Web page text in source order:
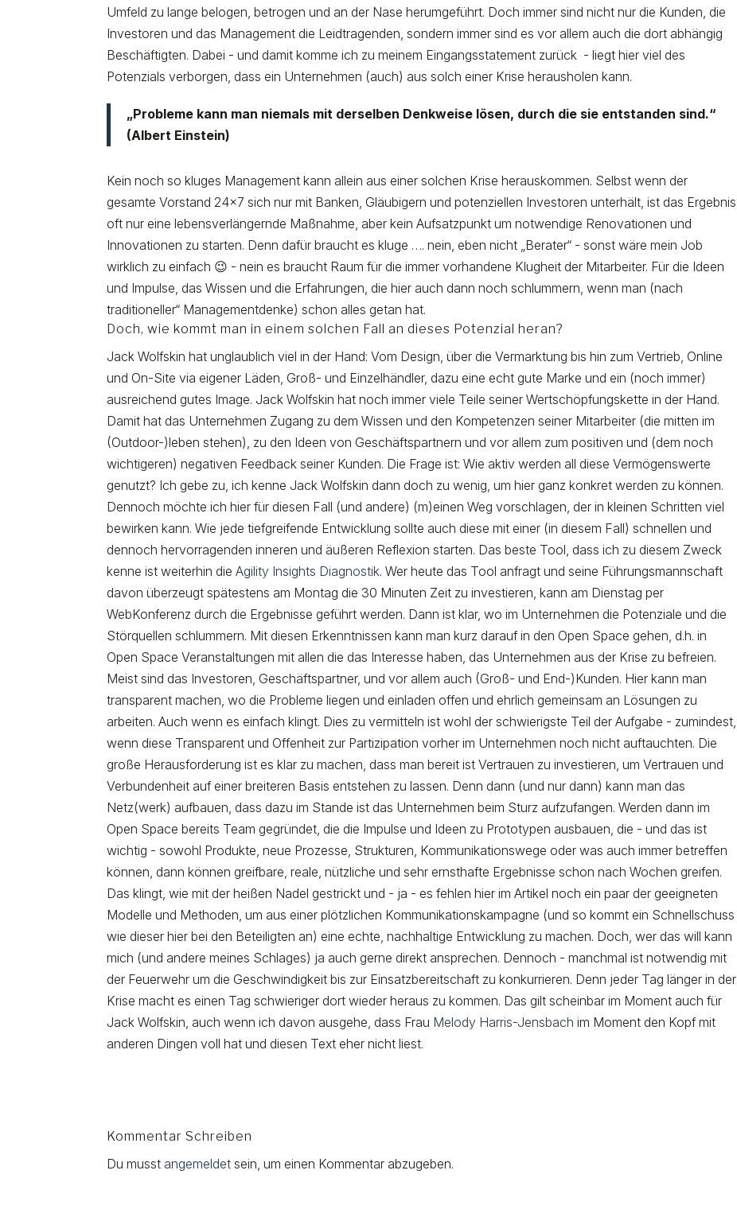
Umfeld zu lange belogen, betrogen und an der Nase herumgeführt. Doch immer sind nicht nur die Kunden, die
Investoren und das Management die Leidtragenden, sondern immer sind es vor allem auch die dort abhängig
Beschäftigten. Dabei - und damit komme ich zu meinem Eingangsstatement zurück - liegt hier viel des
Potenzials verborgen, dass ein Unternehmen (auch) aus solch einer Krise herausholen kann.
„Probleme kann man niemals mit derselben Denkweise lösen, durch die sie entstanden sind.“
(Albert Einstein)
Kein noch so kluges Management kann allein aus einer solchen Krise herauskommen. Selbst wenn der
gesamte Vorstand 24x7 sich nur mit Banken, Gläubigern und potenziellen Investoren unterhält, ist das Ergebnis
oft nur eine lebensverlängernde Maßnahme, aber kein Aufsatzpunkt um notwendige Renovationen und
Innovationen zu starten. Denn dafür braucht es kluge …. nein, eben nicht „Berater“ - sonst wäre mein Job
wirklich zu einfach 😉 - nein es braucht Raum für die immer vorhandene Klugheit der Mitarbeiter. Für die Ideen
und Impulse, das Wissen und die Erfahrungen, die hier auch dann noch schlummern, wenn man (nach
traditioneller“ Managementdenke) schon alles getan hat.
Doch, wie kommt man in einem solchen Fall an dieses Potenzial heran?
Jack Wolfskin hat unglaublich viel in der Hand: Vom Design, über die Vermarktung bis hin zum Vertrieb, Online
und On-Site via eigener Läden, Groß- und Einzelhändler, dazu eine echt gute Marke und ein (noch immer)
ausreichend gutes Image. Jack Wolfskin hat noch immer viele Teile seiner Wertschöpfungskette in der Hand.
Damit hat das Unternehmen Zugang zu dem Wissen und den Kompetenzen seiner Mitarbeiter (die mitten im
(Outdoor-)leben stehen), zu den Ideen von Geschäftspartnern und vor allem zum positiven und (dem noch
wichtigeren) negativen Feedback seiner Kunden. Die Frage ist: Wie aktiv werden all diese Vermögenswerte
genutzt? Ich gebe zu, ich kenne Jack Wolfskin dann doch zu wenig, um hier ganz konkret werden zu können.
Dennoch möchte ich hier für diesen Fall (und andere) (m)einen Weg vorschlagen, der in kleinen Schritten viel
bewirken kann. Wie jede tiefgreifende Entwicklung sollte auch diese mit einer (in diesem Fall) schnellen und
dennoch hervorragenden inneren und äußeren Reflexion starten. Das beste Tool, dass ich zu diesem Zweck
kenne ist weiterhin dieAgility Insights Diagnostik. Wer heute das Tool anfragt und seine Führungsmannschaft
davon überzeugt spätestens am Montag die 30 Minuten Zeit zu investieren, kann am Dienstag per
WebKonferenz durch die Ergebnisse geführt werden. Dann ist klar, wo im Unternehmen die Potenziale und die
Störquellen schlummern. Mit diesen Erkenntnissen kann man kurz darauf in den Open Space gehen, d.h. in
Open Space Veranstaltungen mit allen die das Interesse haben, das Unternehmen aus der Krise zu befreien.
Meist sind das Investoren, Geschäftspartner, und vor allem auch (Groß- und End-)Kunden. Hier kann man
transparent machen, wo die Probleme liegen und einladen offen und ehrlich gemeinsam an Lösungen zu
arbeiten. Auch wenn es einfach klingt. Dies zu vermitteln ist wohl der schwierigste Teil der Aufgabe - zumindest,
wenn diese Transparent und Offenheit zur Partizipation vorher im Unternehmen noch nicht auftauchten. Die
große Herausforderung ist es klar zu machen, dass man bereit ist Vertrauen zu investieren, um Vertrauen und
Verbundenheit auf einer breiteren Basis entstehen zu lassen. Denn dann (und nur dann) kann man das
Netz(werk) aufbauen, dass dazu im Stande ist das Unternehmen beim Sturz aufzufangen. Werden dann im
Open Space bereits Team gegründet, die die Impulse und Ideen zu Prototypen ausbauen, die - und das ist
wichtig - sowohl Produkte, neue Prozesse, Strukturen, Kommunikationswege oder was auch immer betreffen
können, dann können greifbare, reale, nützliche und sehr ernsthafte Ergebnisse schon nach Wochen greifen.
Das klingt, wie mit der heißen Nadel gestrickt und - ja - es fehlen hier im Artikel noch ein paar der geeigneten
Modelle und Methoden, um aus einer plötzlichen Kommunikationskampagne (und so kommt ein Schnellschuss
wie dieser hier bei den Beteiligten an) eine echte, nachhaltige Entwicklung zu machen. Doch, wer das will kann
mich (und andere meines Schlages) ja auch gerne direkt ansprechen. Dennoch - manchmal ist notwendig mit
der Feuerwehr um die Geschwindigkeit bis zur Einsatzbereitschaft zu konkurrieren. Denn jeder Tag länger in der
Krise macht es einen Tag schwieriger dort wieder heraus zu kommen. Das gilt scheinbar im Moment auch für
Jack Wolfskin, auch wenn ich davon ausgehe, dass Frau Melody Harris-Jensbach im Moment den Kopf mit
anderen Dingen voll hat und diesen Text eher nicht liest.
Kommentar Schreiben
Du musst angemeldet sein, um einen Kommentar abzugeben.